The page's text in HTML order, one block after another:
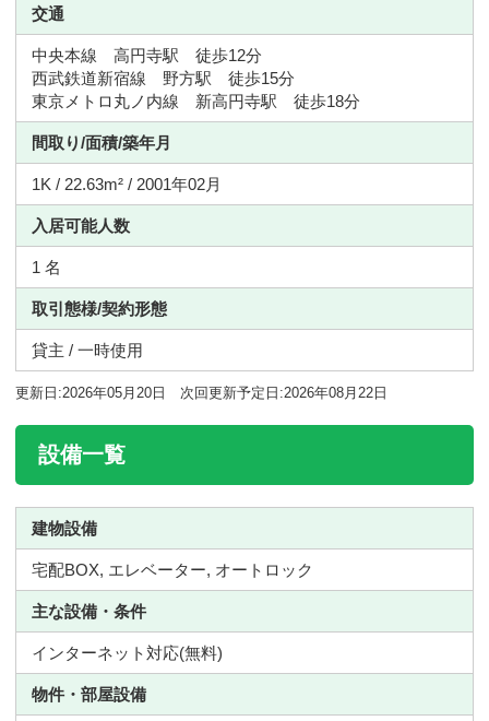
交通
中央本線 高円寺駅 徒歩12分
西武鉄道新宿線 野方駅 徒歩15分
東京メトロ丸ノ内線 新高円寺駅 徒歩18分
間取り/面積/築年月
1K / 22.63m² / 2001年02月
入居可能人数
1 名
取引態様/契約形態
貸主 / 一時使用
更新日:2026年05月20日 次回更新予定日:2026年08月22日
設備一覧
建物設備
宅配BOX, エレベーター, オートロック
主な設備・条件
インターネット対応(無料)
物件・部屋設備